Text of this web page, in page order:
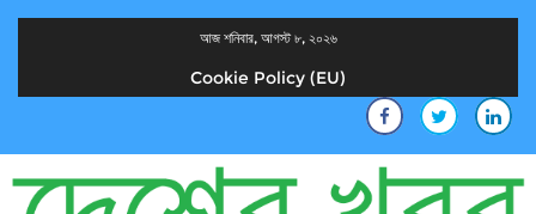
আজ শনিবার, আগস্ট ৮, ২০২৬
Cookie Policy (EU)